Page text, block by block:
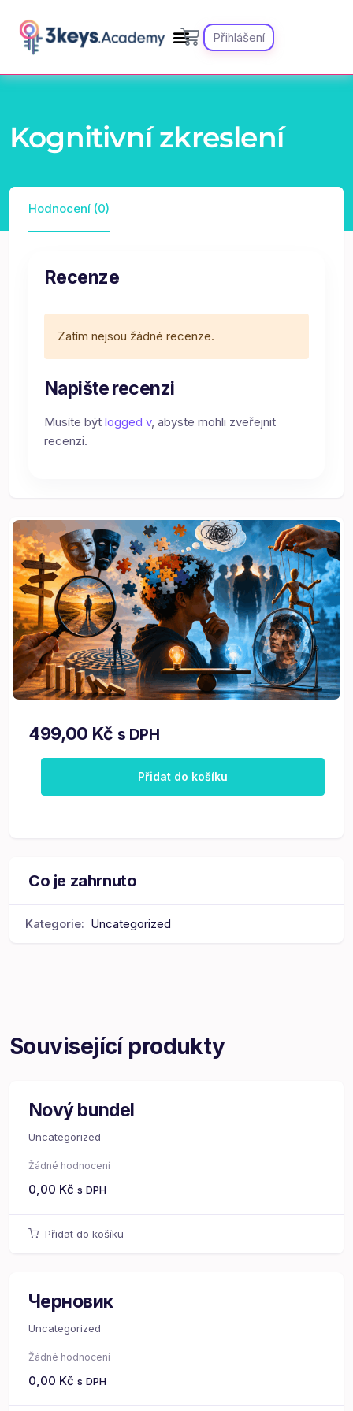
Přihlášení
Kognitivní zkreslení
Hodnocení (0)
Recenze
Zatím nejsou žádné recenze.
Napište recenzi
Musíte být logged v, abyste mohli zveřejnit
recenzi.
499,00 Kč s DPH
Přidat do košíku
Co je zahrnuto
Kategorie: Uncategorized
Související produkty
Nový bundel
Uncategorized
Žádné hodnocení
0,00 Kč s DPH
Přidat do košíku
Черновик
Uncategorized
Žádné hodnocení
0,00 Kč s DPH